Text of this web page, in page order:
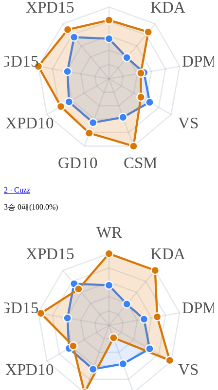
KDA
DPM
VS
CSM
GD10
XPD10
XPD15
2 · Cuzz
3승 0패(100.0%)
WR
KDA
DPM
VS
XPD10
XPD15